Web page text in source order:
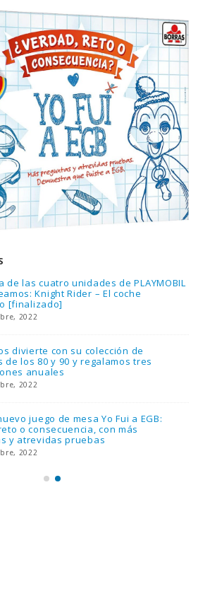
de las cuatro unidades de PLAYMOBIL
Knight Rider – El coche
[finalizado]
2022
divierte con su colección de
de los 80 y 90 y regalamos tres
anuales
2022
juego de mesa Yo Fui a EGB:
o consecuencia, con más
y atrevidas pruebas
2022